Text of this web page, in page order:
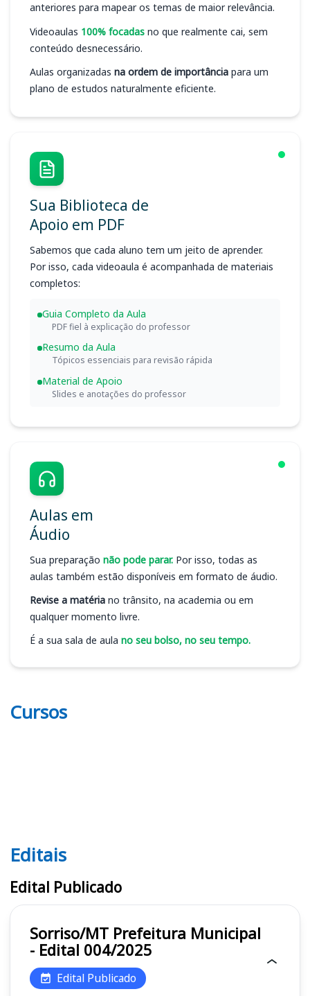
anteriores para mapear os temas de maior relevância.
Videoaulas 100% focadas no que realmente cai, sem
conteúdo desnecessário.
Aulas organizadas na ordem de importância para um
plano de estudos naturalmente eficiente.
Sua Biblioteca de
Apoio em PDF
Sabemos que cada aluno tem um jeito de aprender.
Por isso, cada videoaula é acompanhada de materiais
completos:
Guia Completo da Aula
PDF fiel à explicação do professor
Resumo da Aula
Tópicos essenciais para revisão rápida
Material de Apoio
Slides e anotações do professor
Aulas em
Áudio
Sua preparação não pode parar. Por isso, todas as
aulas também estão disponíveis em formato de áudio.
Revise a matéria no trânsito, na academia ou em
qualquer momento livre.
É a sua sala de aula no seu bolso, no seu tempo.
Cursos
Editais
Editais
Edital Publicado
Sorriso/MT Prefeitura Municipal
- Edital 004/2025
Edital Publicado